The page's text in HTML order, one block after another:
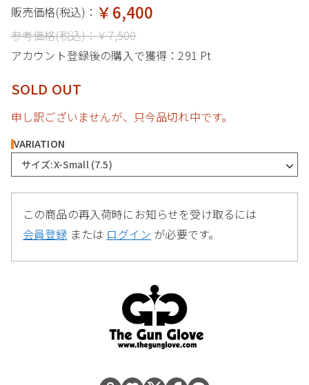
販売価格(税込)： ￥6,400
参考価格(税込)：￥7,500
アカウント登録後の購入で獲得：291 Pt
SOLD OUT
申し訳ございませんが、只今品切れ中です。
VARIATION
サイズ:X-Small (7.5)
この商品の再入荷時にお知らせを受け取るには
会員登録 または ログイン が必要です。